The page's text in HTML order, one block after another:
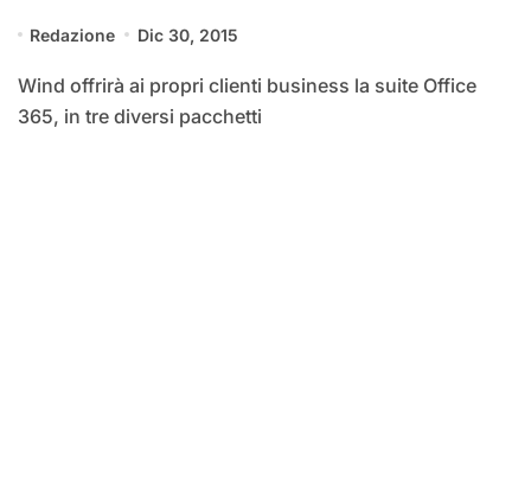
Redazione Dic 30, 2015
Wind offrirà ai propri clienti business la suite Office
365, in tre diversi pacchetti